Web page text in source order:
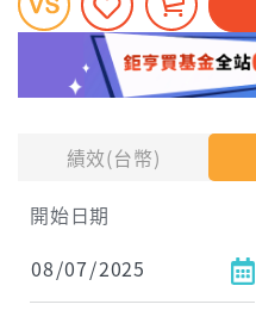
績效(台幣)
開始日期